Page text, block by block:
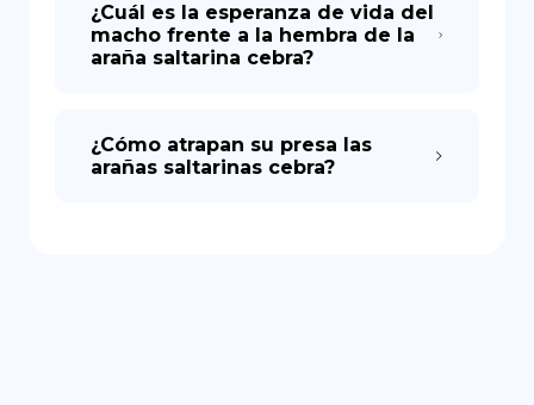
¿Cuál es la esperanza de vida del
macho frente a la hembra de la
araña saltarina cebra?
¿Cómo atrapan su presa las
arañas saltarinas cebra?